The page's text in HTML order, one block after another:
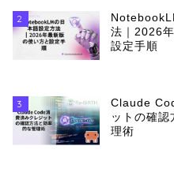
2
法｜2026
設定手順
3
Claude
ットの確認
理術